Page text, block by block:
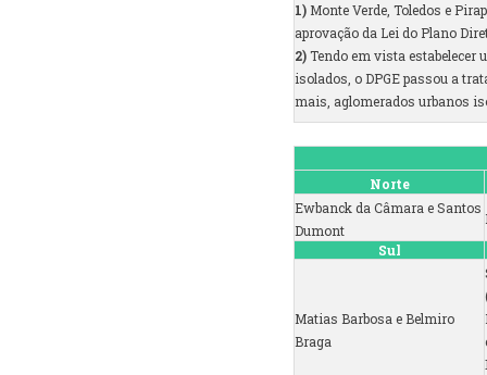
1) Monte Verde, Toledos e
aprovação da Lei do Plano
2)Tendo em vista estabelecer
isolados, o DPGE passou a
mais, aglomerados urbanos
Norte
Ewbanck da Câmara e Santos
Dumont
Sul
Matias Barbosa e Belmiro
Braga